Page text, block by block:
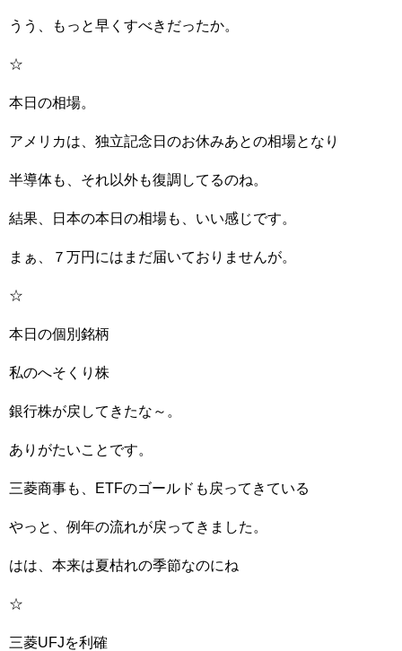
うう、もっと早くすべきだったか。
☆
本日の相場。
アメリカは、独立記念日のお休みあとの相場となり
半導体も、それ以外も復調してるのね。
結果、日本の本日の相場も、いい感じです。
まぁ、７万円にはまだ届いておりませんが。
☆
本日の個別銘柄
私のへそくり株
銀行株が戻してきたな～。
ありがたいことです。
三菱商事も、ETFのゴールドも戻ってきている
やっと、例年の流れが戻ってきました。
はは、本来は夏枯れの季節なのにね
☆
三菱UFJを利確